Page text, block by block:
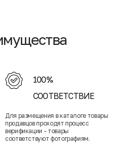
100%
СООТВЕТСТВИЕ
Для размещения в каталоге товары
продавцов проходят процесс
верификации - товары
соответствуют фотографиям.